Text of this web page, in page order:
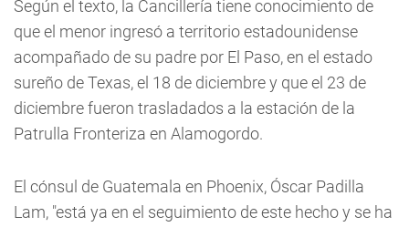
Según el texto, la Cancillería tiene conocimiento de
que el menor ingresó a territorio estadounidense
acompañado de su padre por El Paso, en el estado
sureño de Texas, el 18 de diciembre y que el 23 de
diciembre fueron trasladados a la estación de la
Patrulla Fronteriza en Alamogordo.
El cónsul de Guatemala en Phoenix, Óscar Padilla
Lam, "está ya en el seguimiento de este hecho y se ha